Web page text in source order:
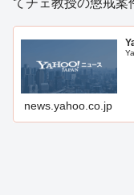
てチェ教授の懲戒案
news.yahoo.co.jp